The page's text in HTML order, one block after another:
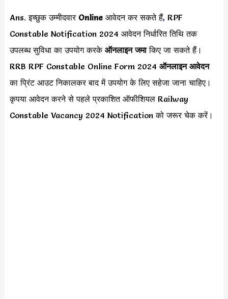
Ans. इच्छुक उम्मीदवार Online आवेदन कर सकते हैं, RPF
Constable Notification 2024 आवेदन निर्धारित तिथि तक
उपलब्ध सुविधा का उपयोग करके ऑनलाइन जमाकिए जा सकते हैं।
RRB RPF Constable Online Form 2024 ऑनलाइन आवेदन
का प्रिंट आउट निकालकर बाद में उपयोग के लिए सहेजा जाना चाहिए।
कृपया आवेदन करने से पहले प्रकाशित ऑफीशियल Railway
Constable Vacancy 2024 Notification को जरूर चेक करें।